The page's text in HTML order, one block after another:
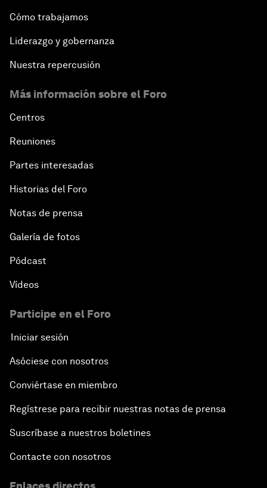
Cómo trabajamos
Liderazgo y gobernanza
Nuestra repercusión
Más información sobre el Foro
Centros
Reuniones
Partes interesadas
Historias del Foro
Notas de prensa
Galería de fotos
Pódcast
Vídeos
Participe en el Foro
Iniciar sesión
Asóciese con nosotros
Conviértase en miembro
Regístrese para recibir nuestras notas de prensa
Suscríbase a nuestros boletines
Contacte con nosotros